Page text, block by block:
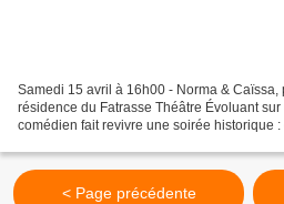
Samedi 15 avril à 16h00 - Norma & Caïssa,
résidence du Fatrasse Théâtre Évoluant
comédien fait revivre une soirée historique
< Page précédente